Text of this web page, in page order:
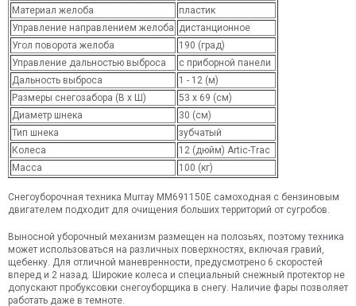
Материал желоба
пластик
Управление направлением желоба дистанционное
Угол поворота желоба
190 (град)
Управление дальностью выброса
с приборной панели
Дальность выброса
1 - 12 (м)
Размеры снегозабора (В x Ш)
53 x 69 (см)
Диаметр шнека
30 (см)
Тип шнека
зубчатый
Колеса
12 (дюйм) Artic-Trac
Масса
100 (кг)
Снегоуборочная техника Murray MM691150E самоходная с бензиновым
двигателем подходит для очищения больших территорий от сугробов.
Выносной уборочный механизм размещен на полозьях, поэтому техника
может использоваться на различных поверхностях, включая гравий,
щебенку. Для отличной маневренности, предусмотрено 6 скоростей
вперед и 2 назад. Широкие колеса и специальный снежный протектор не
допускают пробуксовки снегоуборщика в снегу. Наличие фары позволяет
работать даже в темноте.